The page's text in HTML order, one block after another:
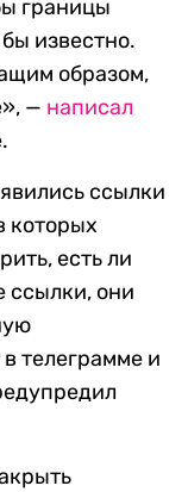
границы
известно.
образом,
— написал
ссылки
которых
есть ли
ссылки, они
телеграмме и